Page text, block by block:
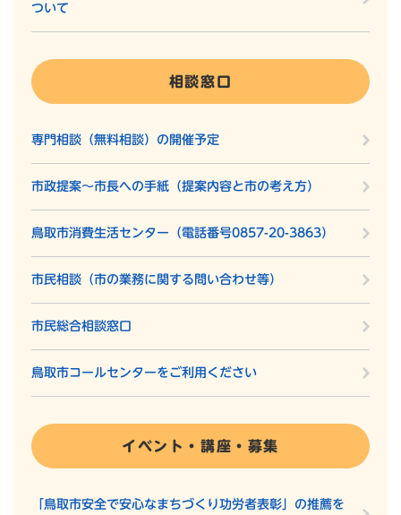
ついて
相談窓口
専門相談（無料相談）の開催予定
市政提案～市長への手紙（提案内容と市の考え方）
鳥取市消費生活センター（電話番号0857-20-3863）
市民相談（市の業務に関する問い合わせ等）
市民総合相談窓口
鳥取市コールセンターをご利用ください
イベント・講座・募集
「鳥取市安全で安心なまちづくり功労者表彰」の推薦を